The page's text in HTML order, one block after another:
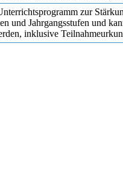
zur
und Jahrgangsstufen und
inklusive